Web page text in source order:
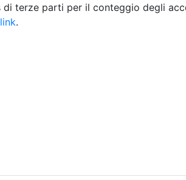
terze parti per il conteggio degli
.